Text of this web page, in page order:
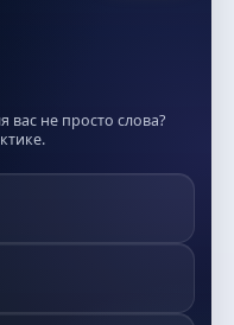
не просто слова?